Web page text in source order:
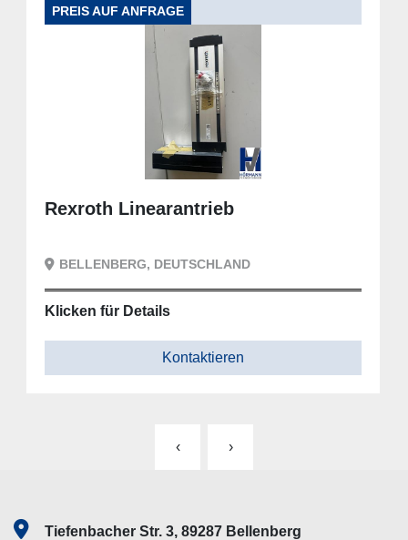
PREIS AUF ANFRAGE
Rexroth Linearantrieb
BELLENBERG, DEUTSCHLAND
Klicken für Details
Kontaktieren
‹ ›
Tiefenbacher Str. 3, 89287 Bellenberg